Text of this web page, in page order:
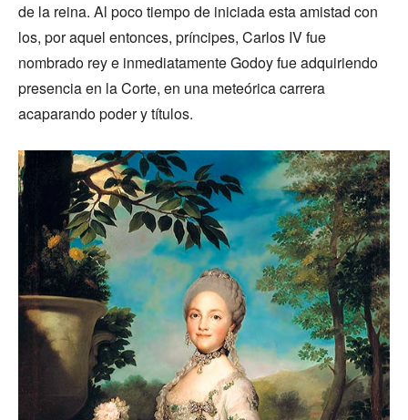
de la reina. Al poco tiempo de iniciada esta amistad con
los, por aquel entonces, príncipes, Carlos IV fue
nombrado rey e inmediatamente Godoy fue adquiriendo
presencia en la Corte, en una meteórica carrera
acaparando poder y títulos.